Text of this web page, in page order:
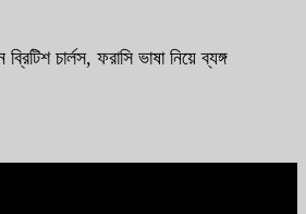
চার্লস, ফরাসি ভাষা নিয়ে ব্যঙ্গ